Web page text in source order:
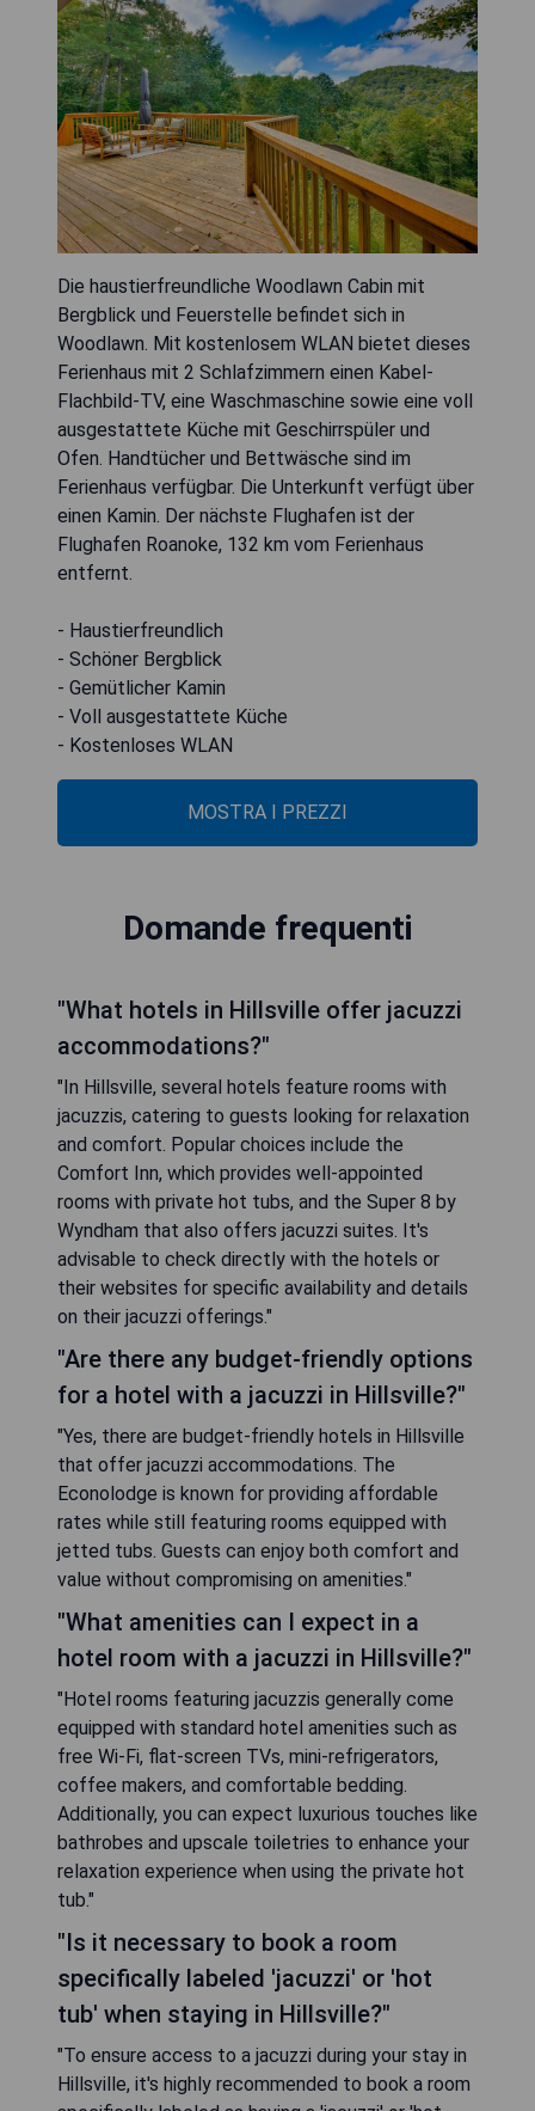
Die haustierfreundliche Woodlawn Cabin mit
Bergblick und Feuerstelle befindet sich in
Woodlawn. Mit kostenlosem WLAN bietet dieses
Ferienhaus mit 2 Schlafzimmern einen Kabel-
Flachbild-TV, eine Waschmaschine sowie eine voll
ausgestattete Küche mit Geschirrspüler und
Ofen. Handtücher und Bettwäsche sind im
Ferienhaus verfügbar. Die Unterkunft verfügt über
einen Kamin. Der nächste Flughafen ist der
Flughafen Roanoke, 132 km vom Ferienhaus
entfernt.
- Haustierfreundlich
- Schöner Bergblick
- Gemütlicher Kamin
- Voll ausgestattete Küche
- Kostenloses WLAN
MOSTRA I PREZZI
Domande frequenti
"What hotels in Hillsville offer jacuzzi
accommodations?"
"In Hillsville, several hotels feature rooms with
jacuzzis, catering to guests looking for relaxation
and comfort. Popular choices include the
Comfort Inn, which provides well-appointed
rooms with private hot tubs, and the Super 8 by
Wyndham that also offers jacuzzi suites. It's
advisable to check directly with the hotels or
their websites for specific availability and details
on their jacuzzi offerings."
"Are there any budget-friendly options
for a hotel with a jacuzzi in Hillsville?"
"Yes, there are budget-friendly hotels in Hillsville
that offer jacuzzi accommodations. The
Econolodge is known for providing affordable
rates while still featuring rooms equipped with
jetted tubs. Guests can enjoy both comfort and
value without compromising on amenities."
"What amenities can I expect in a
hotel room with a jacuzzi in Hillsville?"
"Hotel rooms featuring jacuzzis generally come
equipped with standard hotel amenities such as
free Wi-Fi, flat-screen TVs, mini-refrigerators,
coffee makers, and comfortable bedding.
Additionally, you can expect luxurious touches like
bathrobes and upscale toiletries to enhance your
relaxation experience when using the private hot
tub."
"Is it necessary to book a room
specifically labeled 'jacuzzi' or 'hot
tub' when staying in Hillsville?"
"To ensure access to a jacuzzi during your stay in
Hillsville, it's highly recommended to book a room